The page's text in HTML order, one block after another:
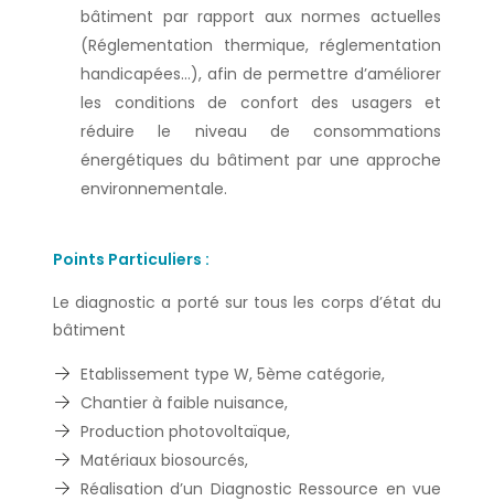
bâtiment par rapport aux normes actuelles
(Réglementation thermique, réglementation
handicapées…), afin de permettre d’améliorer
les conditions de confort des usagers et
réduire le niveau de consommations
énergétiques du bâtiment par une approche
environnementale.
Points Particuliers :
Le diagnostic a porté sur tous les corps d’état du
bâtiment
Etablissement type W, 5ème catégorie,
Chantier à faible nuisance,
Production photovoltaïque,
Matériaux biosourcés,
Réalisation d’un Diagnostic Ressource en vue